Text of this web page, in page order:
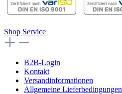
Shop Service
B2B-Login
Kontakt
Versandinformationen
Allgemeine Lieferbedingungen